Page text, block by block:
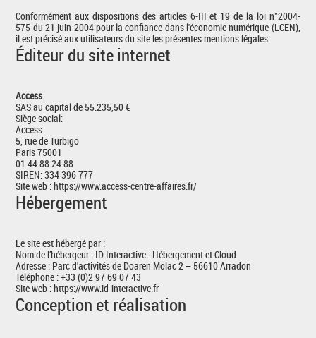
Conformément aux dispositions des articles 6-III et 19 de la loi n°2004-
575 du 21 juin 2004 pour la confiance dans l'économie numérique (LCEN),
il est précisé aux utilisateurs du site les présentes mentions légales.
Éditeur du site internet
Access
SAS au capital de 55.235,50 €
Siège social:
Access
5, rue de Turbigo
Paris 75001
01 44 88 24 88
SIREN: 334 396 777
Site web : https://www.access-centre-affaires.fr/
Hébergement
Le site est hébergé par :
Nom de l’hébergeur : ID Interactive : Hébergement et Cloud
Adresse : Parc d'activités de Doaren Molac 2 – 56610 Arradon
Téléphone : +33 (0)2 97 69 07 43
Site web : https://www.id-interactive.fr
Conception et réalisation